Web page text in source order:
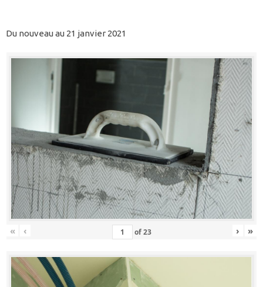
Du nouveau au 21 janvier 2021
« ‹ of23 › »